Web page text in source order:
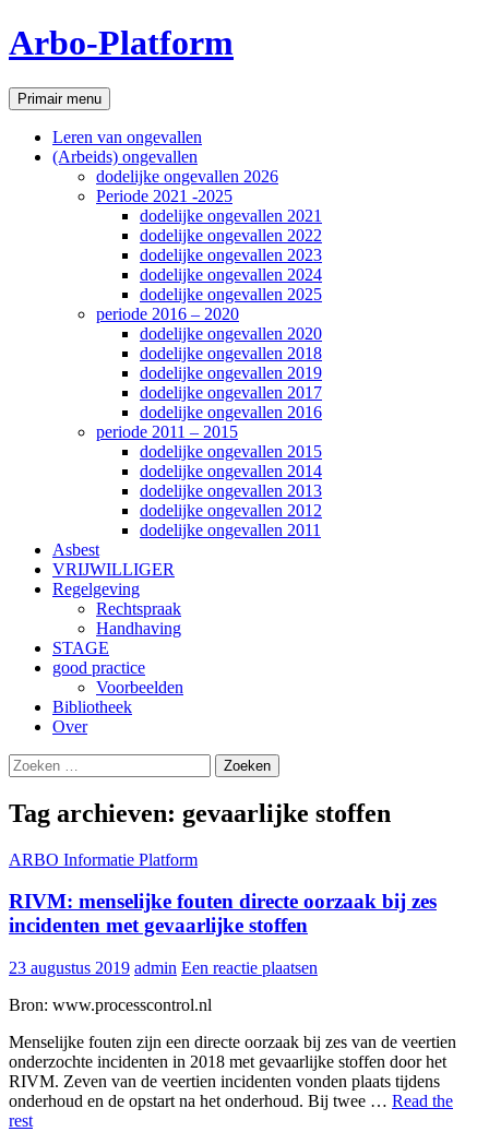
Ga
naar
inhoud
Arbo-Platform
Zoeken
Primair menu
Leren van ongevallen
(Arbeids) ongevallen
dodelijke ongevallen 2026
Periode 2021 -2025
dodelijke ongevallen 2021
dodelijke ongevallen 2022
dodelijke ongevallen 2023
dodelijke ongevallen 2024
dodelijke ongevallen 2025
periode 2016 – 2020
dodelijke ongevallen 2020
dodelijke ongevallen 2018
dodelijke ongevallen 2019
dodelijke ongevallen 2017
dodelijke ongevallen 2016
periode 2011 – 2015
dodelijke ongevallen 2015
dodelijke ongevallen 2014
dodelijke ongevallen 2013
dodelijke ongevallen 2012
dodelijke ongevallen 2011
Asbest
VRIJWILLIGER
Regelgeving
Rechtspraak
Handhaving
STAGE
good practice
Voorbeelden
Bibliotheek
Over
Zoeken
naar:
Gebruik
de
op
een
beschikbaar
resultaat
selecteren.
Enter
om
naar
het
Tag archieven: gevaarlijke stoffen
ARBO Informatie Platform
RIVM: menselijke fouten directe oorzaak bij zes
incidenten met gevaarlijke stoffen
23 augustus 2019 admin Een reactie plaatsen
Bron: www.processcontrol.nl
Menselijke fouten zijn een directe oorzaak bij zes van de veertien
onderzochte incidenten in 2018 met gevaarlijke stoffen door het
RIVM. Zeven van de veertien incidenten vonden plaats tijdens
onderhoud en de opstart na het onderhoud. Bij twee … Read the
rest